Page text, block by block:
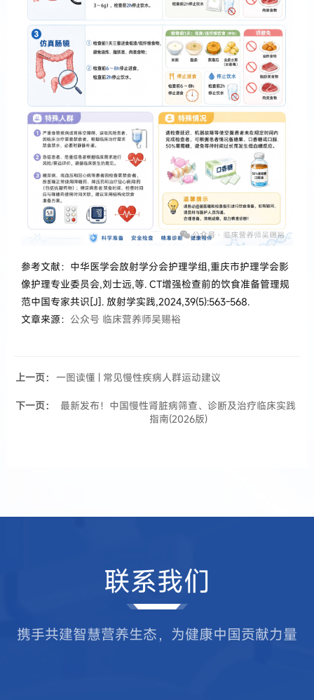
参考文献：中华医学会放射学分会护理学组,重庆市护理学会影
像护理专业委员会,刘士远,等. CT增强检查前的饮食准备管理规
范中国专家共识[J]. 放射学实践,2024,39(5):563-568.
文章来源： 公众号 临床营养师吴赐裕
上一页： 一图读懂 | 常见慢性疾病人群运动建议
下一页：
最新发布！中国慢性肾脏病筛查、诊断及治疗临床实践
指南(2026版)
联系我们
携手共建智慧营养生态，为健康中国贡献力量